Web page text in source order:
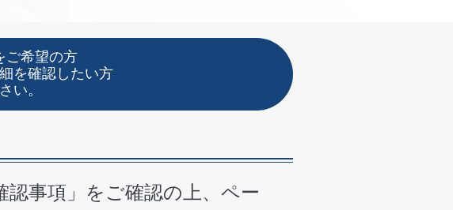
ご希望の方
を確認したい方
い。
事項」をご確認の上、ペー